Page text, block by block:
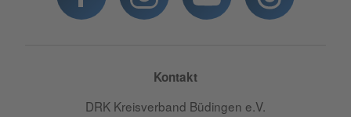
Kontakt
DRK Kreisverband Büdingen e.V.